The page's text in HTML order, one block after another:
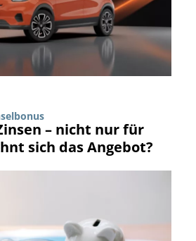
– nicht nur für
sich das Angebot?